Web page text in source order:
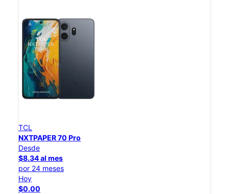
TCL
NXTPAPER 70 Pro
Desde
$8.34 al mes
por 24 meses
Hoy
$0.00